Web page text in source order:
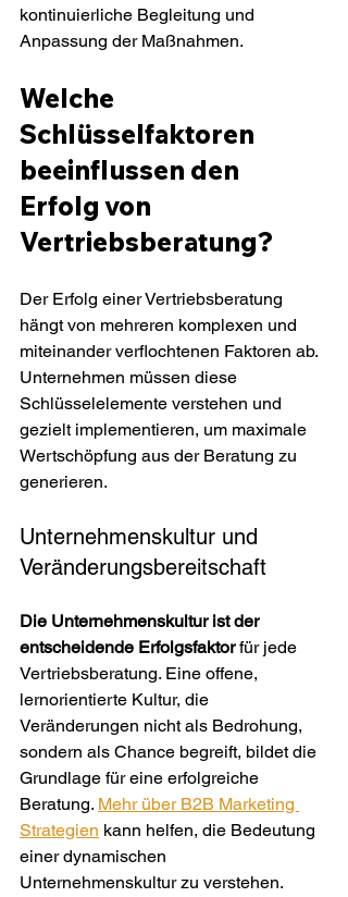
kontinuierliche Begleitung und
Anpassung der Maßnahmen.
Welche
Schlüsselfaktoren
beeinflussen den
Erfolg von
Vertriebsberatung?
Der Erfolg einer Vertriebsberatung
hängt von mehreren komplexen und
miteinander verflochtenen Faktoren ab.
Unternehmen müssen diese
Schlüsselelemente verstehen und
gezielt implementieren, um maximale
Wertschöpfung aus der Beratung zu
generieren.
Unternehmenskultur und
Veränderungsbereitschaft
Die Unternehmenskultur ist der
entscheidende Erfolgsfaktor für jede
Vertriebsberatung. Eine offene,
lernorientierte Kultur, die
Veränderungen nicht als Bedrohung,
sondern als Chance begreift, bildet die
Grundlage für eine erfolgreiche
Beratung. Mehr über B2B Marketing
Strategien kann helfen, die Bedeutung
einer dynamischen
Unternehmenskultur zu verstehen.